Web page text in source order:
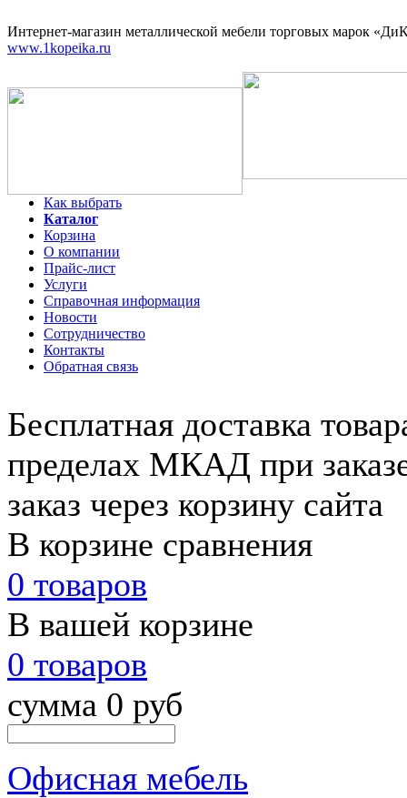
Интернет-магазин металлической мебели торговых марок
www.1kopeika.ru
Как выбрать
Каталог
Корзина
О компании
Прайс-лист
Услуги
Справочная информация
Новости
Сотрудничество
Контакты
Обратная связь
Бесплатная доставка
пределах МКАД при
заказ через корзину сайта
В корзине сравнения
0 товаров
В вашей корзине
0 товаров
сумма 0 руб
Офисная мебель